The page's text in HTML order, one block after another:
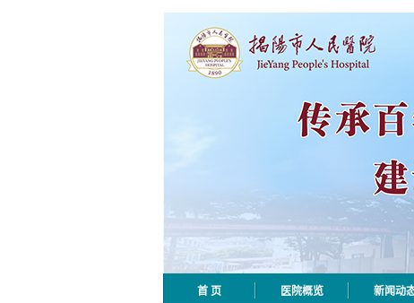
首 页 医院概览 新闻动